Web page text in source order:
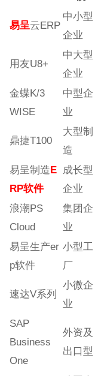
易呈云ERP
中小型
企业
用友U8+
中大型
企业
金蝶K/3
WISE
中型企
业
鼎捷T100
大型制
造
易呈制造E
RP软件
成长型
企业
浪潮PS
Cloud
集团企
业
易呈生产er
p软件
小型工
厂
速达V系列
小微企
业
SAP
Business
One
外资及
出口型